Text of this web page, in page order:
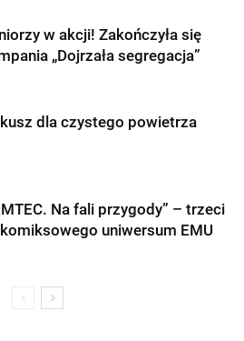
w akcji! Zakończyła się
„Dojrzała segregacja”
dla czystego powietrza
Na fali przygody” – trzeci
uniwersum EMU